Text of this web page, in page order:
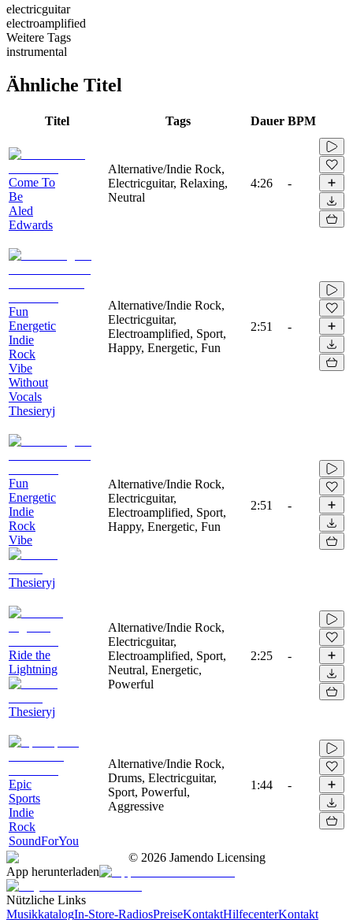
electricguitar
electroamplified
Weitere Tags
instrumental
Ähnliche Titel
Titel Tags Dauer BPM
Come To
Be
Aled
Edwards
Alternative/Indie Rock,
Electricguitar, Relaxing,
Neutral
4:26 -
Fun
Energetic
Indie
Rock
Vibe
Without
Vocals
Thesieryj
Alternative/Indie Rock,
Electricguitar,
Electroamplified, Sport,
Happy, Energetic, Fun
2:51 -
Fun
Energetic
Indie
Rock
Vibe
Thesieryj
Alternative/Indie Rock,
Electricguitar,
Electroamplified, Sport,
Happy, Energetic, Fun
2:51 -
Ride the
Lightning
Thesieryj
Alternative/Indie Rock,
Electricguitar,
Electroamplified, Sport,
Neutral, Energetic,
Powerful
2:25 -
Epic
Sports
Indie
Rock
SoundForYou
Alternative/Indie Rock,
Drums, Electricguitar,
Sport, Powerful,
Aggressive
1:44 -
© 2026 Jamendo Licensing
App herunterladen
Nützliche Links
MusikkatalogIn-Store-RadiosPreiseKontaktHilfecenterKontakt